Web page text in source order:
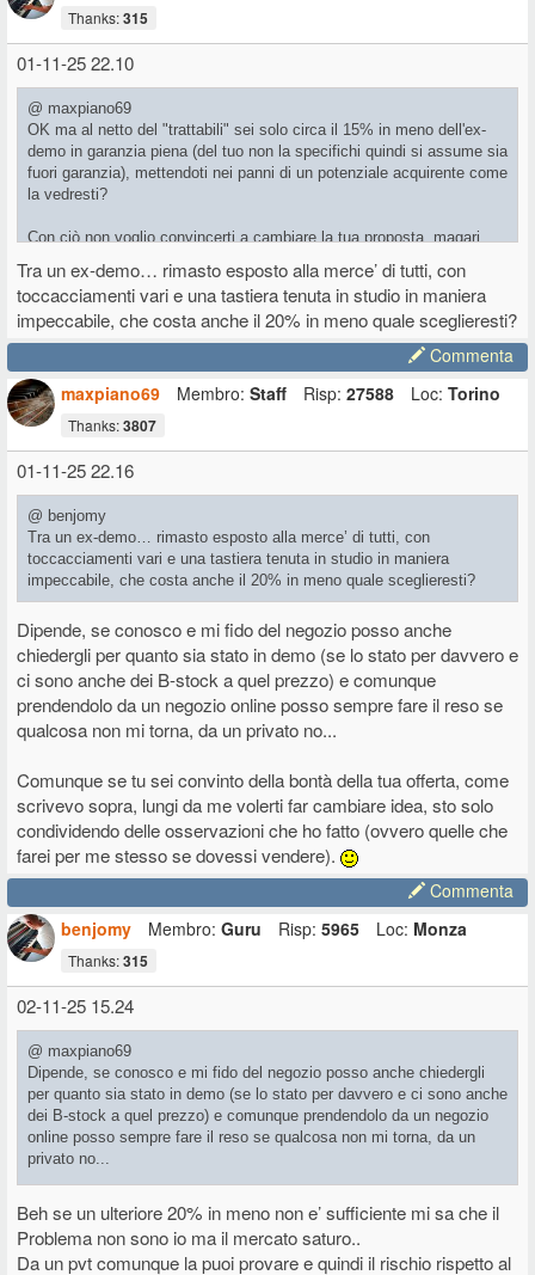
Thanks:315
01-11-25 22.10
@ maxpiano69
OK ma al netto del "trattabili" sei solo circa il 15% in meno dell'ex-
demo in garanzia piena (del tuo non la specifichi quindi si assume sia
fuori garanzia), mettendoti nei panni di un potenziale acquirente come
la vedresti?
Con ciò non voglio convincerti a cambiare la tua proposta, magari
provarla di persona la prenderebbe anche da te e al prezzo che chiedi
tu, ma come dicevamo è un oggetto che ha un mercato abbastanza
di nicchia.
Tra un ex-demo… rimasto esposto alla merce’ di tutti, con
toccacciamenti vari e una tastiera tenuta in studio in maniera
impeccabile, che costa anche il 20% in meno quale sceglieresti?
Commenta
maxpiano69
Membro: Staff Risp: 27588 Loc: Torino
Thanks:3807
01-11-25 22.16
@ benjomy
Tra un ex-demo… rimasto esposto alla merce’ di tutti, con
toccacciamenti vari e una tastiera tenuta in studio in maniera
impeccabile, che costa anche il 20% in meno quale sceglieresti?
Dipende, se conosco e mi fido del negozio posso anche
chiedergli per quanto sia stato in demo (se lo stato per davvero e
ci sono anche dei B-stock a quel prezzo) e comunque
prendendolo da un negozio online posso sempre fare il reso se
qualcosa non mi torna, da un privato no...
Comunque se tu sei convinto della bontà della tua offerta, come
scrivevo sopra, lungi da me volerti far cambiare idea, sto solo
condividendo delle osservazioni che ho fatto (ovvero quelle che
farei per me stesso se dovessi vendere).
Commenta
benjomy
Membro: Guru Risp: 5965 Loc: Monza
Thanks:315
02-11-25 15.24
@ maxpiano69
Dipende, se conosco e mi fido del negozio posso anche chiedergli
per quanto sia stato in demo (se lo stato per davvero e ci sono anche
dei B-stock a quel prezzo) e comunque prendendolo da un negozio
online posso sempre fare il reso se qualcosa non mi torna, da un
privato no...
scrivevo sopra, lungi da me volerti far cambiare idea, sto solo
condividendo delle osservazioni che ho fatto (ovvero quelle che farei
per me stesso se dovessi vendere).
Beh se un ulteriore 20% in meno non e’ sufficiente mi sa che il
Problema non sono io ma il mercato saturo..
Da un pvt comunque la puoi provare e quindi il rischio rispetto al